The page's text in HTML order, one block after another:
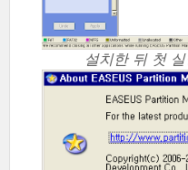
설치한 뒤 첫